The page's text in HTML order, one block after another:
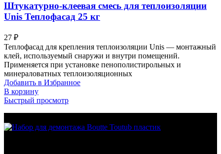
Штукатурно-клеевая смесь для теплоизоляции
Unis Теплофасад 25 кг
27 ₽
Теплофасад для крепления теплоизоляции Unis — монтажный
клей, используемый снаружи и внутри помещений.
Применяется при установке пенополистирольных и
минераловатных теплоизоляционных
Добавить в Избранное
В корзину
Быстрый просмотр